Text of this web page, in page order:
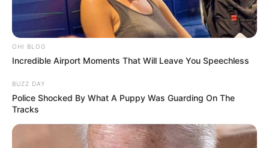
OHI BLOG
Incredible Airport Moments That Will Leave You Speechless
BUZZ DAY
Police Shocked By What A Puppy Was Guarding On The
Tracks